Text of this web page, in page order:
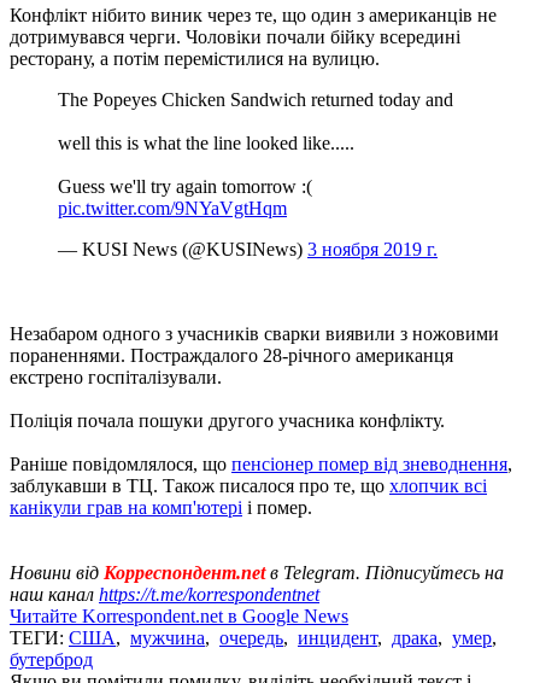
Конфлікт нібито виник через те, що один з американців не
дотримувався черги. Чоловіки почали бійку всередині
ресторану, а потім перемістилися на вулицю.
The Popeyes Chicken Sandwich returned today and
well this is what the line looked like.....
Guess we'll try again tomorrow :(
pic.twitter.com/9NYaVgtHqm
— KUSI News (@KUSINews) 3 ноября 2019 г.
Незабаром одного з учасників сварки виявили з ножовими
пораненнями. Постраждалого 28-річного американця
екстрено госпіталізували.
Поліція почала пошуки другого учасника конфлікту.
Раніше повідомлялося, що пенсіонер помер від зневоднення,
заблукавши в ТЦ. Також писалося про те, що хлопчик всі
канікули грав на комп'ютері і помер.
Новини від Корреспондент.netв Telegram. Підписуйтесь на
наш канал https://t.me/korrespondentnet
Читайте Korrespondent.net в Google News
ТЕГИ: США, мужчина, очередь, инцидент, драка, умер,
бутерброд